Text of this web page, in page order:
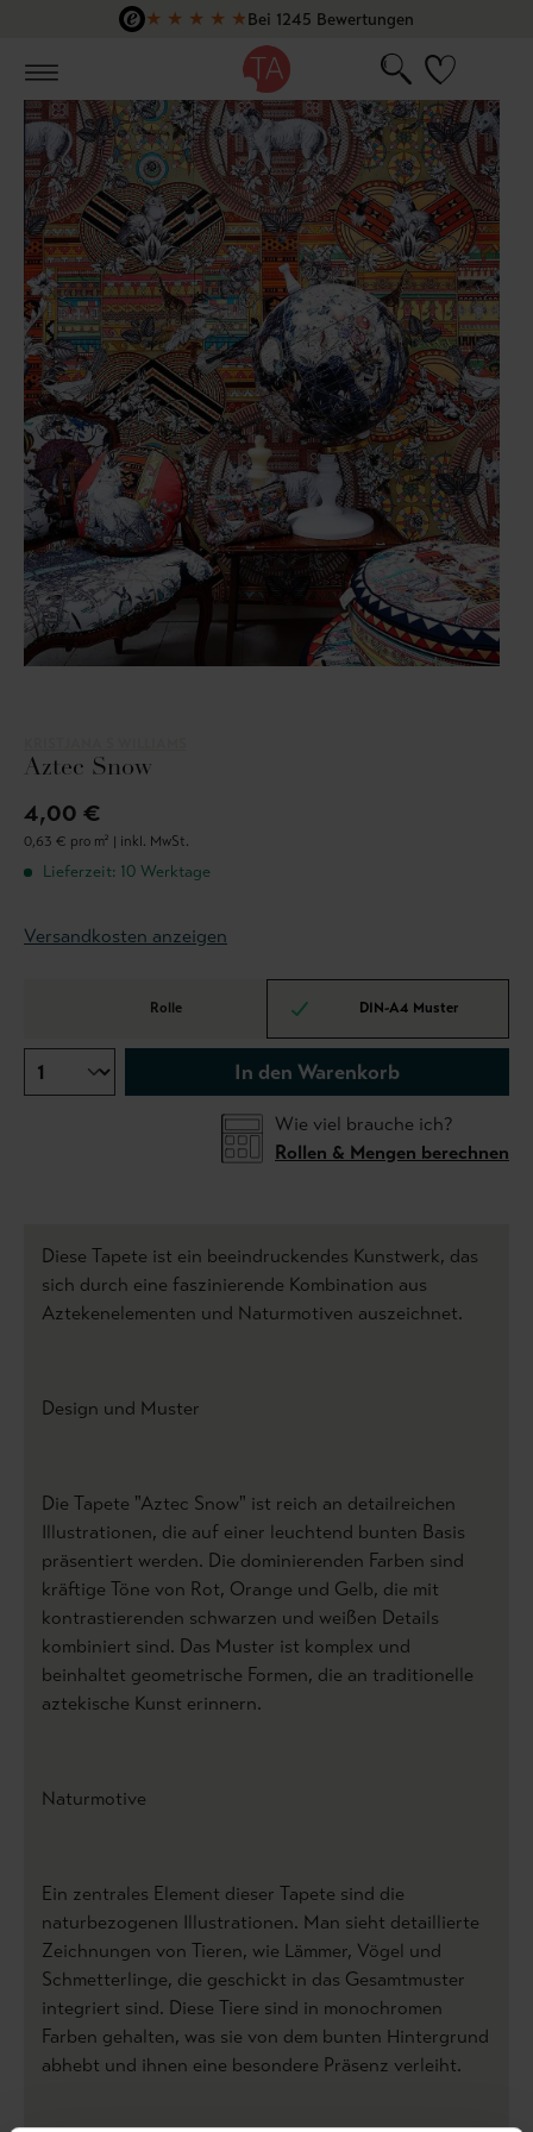
Zum Hauptinhalt springen
★ ★ ★ ★ ★Bei 1245 Bewertungen
Aztec Snow
4,00 €
0,63 € pro m² | inkl. MwSt.
Lieferzeit: 10 Werktage
Versandkosten anzeigen
Rolle DIN-A4 Muster
In den Warenkorb
Wie viel brauche ich?
Rollen & Mengen berechnen
Diese Tapete ist ein beeindruckendes Kunstwerk, das
sich durch eine faszinierende Kombination aus
Aztekenelementen und Naturmotiven auszeichnet.
Design und Muster
Die Tapete "Aztec Snow" ist reich an detailreichen
Illustrationen, die auf einer leuchtend bunten Basis
präsentiert werden. Die dominierenden Farben sind
kräftige Töne von Rot, Orange und Gelb, die mit
kontrastierenden schwarzen und weißen Details
kombiniert sind. Das Muster ist komplex und
beinhaltet geometrische Formen, die an traditionelle
aztekische Kunst erinnern.
Naturmotive
Ein zentrales Element dieser Tapete sind die
naturbezogenen Illustrationen. Man sieht detaillierte
Zeichnungen von Tieren, wie Lämmer, Vögel und
Schmetterlinge, die geschickt in das Gesamtmuster
integriert sind. Diese Tiere sind in monochromen
Farben gehalten, was sie von dem bunten Hintergrund
abhebt und ihnen eine besondere Präsenz verleiht.